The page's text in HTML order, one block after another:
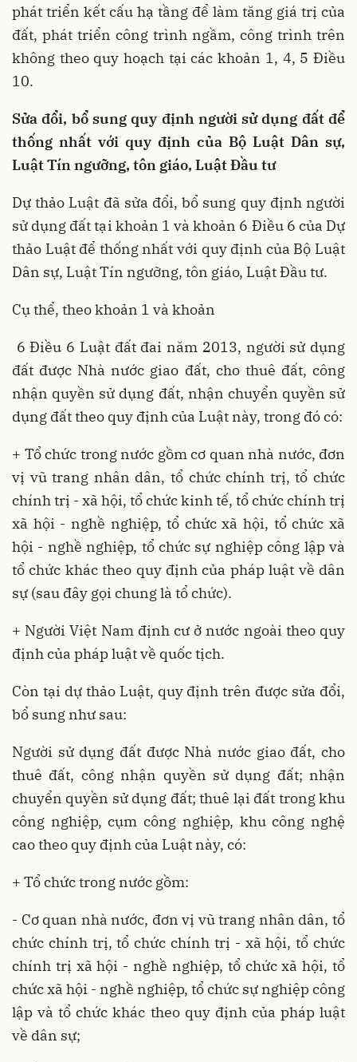
phát triển kết cấu hạ tầng để làm tăng giá trị của
đất, phát triển công trình ngầm, công trình trên
không theo quy hoạch tại các khoản 1, 4, 5 Điều
10.
Sửa đổi, bổ sung quy định người sử dụng đất để
thống nhất với quy định của Bộ Luật Dân sự,
Luật Tín ngưỡng, tôn giáo, Luật Đầu tư
Dự thảo Luật đã sửa đổi, bổ sung quy định người
sử dụng đất tại khoản 1 và khoản 6 Điều 6 của Dự
thảo Luật để thống nhất với quy định của Bộ Luật
Dân sự, Luật Tín ngưỡng, tôn giáo, Luật Đầu tư.
Cụ thể, theo khoản 1 và khoản
6 Điều 6 Luật đất đai năm 2013, người sử dụng
đất được Nhà nước giao đất, cho thuê đất, công
nhận quyền sử dụng đất, nhận chuyển quyền sử
dụng đất theo quy định của Luật này, trong đó có:
+ Tổ chức trong nước gồm cơ quan nhà nước, đơn
vị vũ trang nhân dân, tổ chức chính trị, tổ chức
chính trị - xã hội, tổ chức kinh tế, tổ chức chính trị
xã hội - nghề nghiệp, tổ chức xã hội, tổ chức xã
hội - nghề nghiệp, tổ chức sự nghiệp công lập và
tổ chức khác theo quy định của pháp luật về dân
sự (sau đây gọi chung là tổ chức).
+ Người Việt Nam định cư ở nước ngoài theo quy
định của pháp luật về quốc tịch.
Còn tại dự thảo Luật, quy định trên được sửa đổi,
bổ sung như sau:
Người sử dụng đất được Nhà nước giao đất, cho
thuê đất, công nhận quyền sử dụng đất; nhận
chuyển quyền sử dụng đất; thuê lại đất trong khu
công nghiệp, cụm công nghiệp, khu công nghệ
cao theo quy định của Luật này, có:
+ Tổ chức trong nước gồm:
- Cơ quan nhà nước, đơn vị vũ trang nhân dân, tổ
chức chính trị, tổ chức chính trị - xã hội, tổ chức
chính trị xã hội - nghề nghiệp, tổ chức xã hội, tổ
chức xã hội - nghề nghiệp, tổ chức sự nghiệp công
lập và tổ chức khác theo quy định của pháp luật
về dân sự;